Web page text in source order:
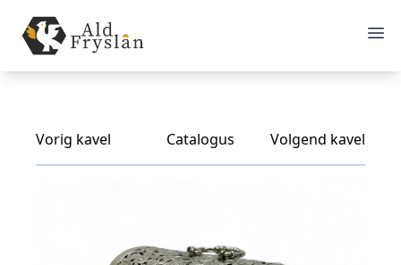
Vorig kavel Catalogus Volgend kavel